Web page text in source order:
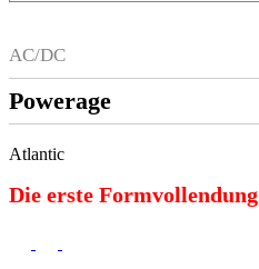
AC/DC
Powerage
Atlantic
Die erste Formvollendung